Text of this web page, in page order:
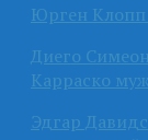
Юрген
Диего
Карраско
Эдгар